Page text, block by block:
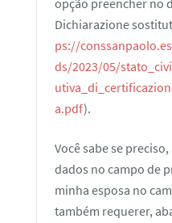
opção preencher no
Dichiarazione
ps://
ds/2023/05/
a.pdf).
Você sabe se
dados no campo de
minha esposa no
também requerer,